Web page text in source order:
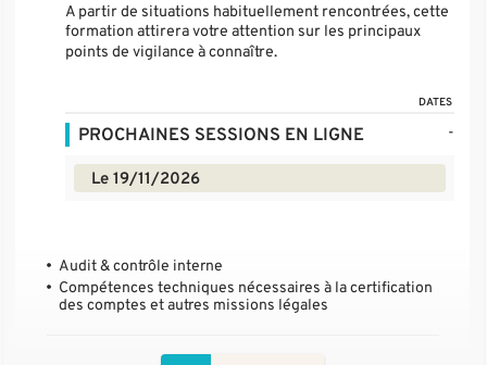
A partir de situations habituellement rencontrées, cette
formation attirera votre attention sur les principaux
points de vigilance à connaître.
DATES
PROCHAINES SESSIONS EN LIGNE -
Le 19/11/2026
Audit & contrôle interne
Compétences techniques nécessaires à la certification
des comptes et autres missions légales